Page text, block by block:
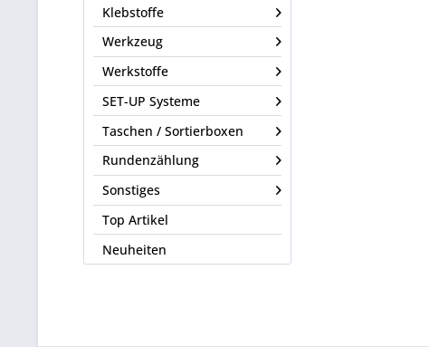
Klebstoffe
Werkzeug
Werkstoffe
SET-UP Systeme
Taschen / Sortierboxen
Rundenzählung
Sonstiges
Top Artikel
Neuheiten